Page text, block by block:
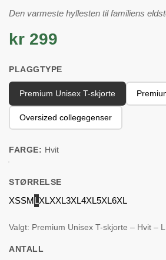
Den varmeste hyllesten til familiens
kr 299
PLAGGTYPE
Premium Unisex T-skjorte
Oversized collegegenser
FARGE: Hvit
STØRRELSE
XSSMLXLXXL3XL4XL5XL6XL
Valgt: Premium Unisex T-skjorte – Hvit – L
ANTALL